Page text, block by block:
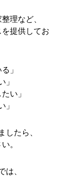
理など、
提供してお
」
」
い」
」
したら、
。
は、